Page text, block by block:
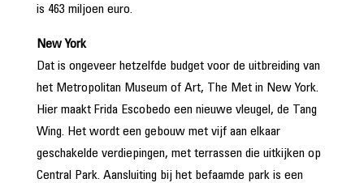
is 463 miljoen euro.
New York
Dat is ongeveer hetzelfde budget voor de uitbreiding van
het Metropolitan Museum of Art, The Met in New York.
Hier maakt Frida Escobedo een nieuwe vleugel, de Tang
Wing. Het wordt een gebouw met vijf aan elkaar
geschakelde verdiepingen, met terrassen die uitkijken op
Central Park. Aansluiting bij het befaamde park is een